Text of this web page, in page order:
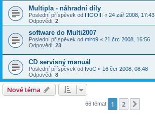
Multipla - náhradní díly
Poslední příspěvek od IIIOOIII « 24 zář 2008, 17:43
Odpovědi: 2
software do Multi2007
Poslední příspěvek od miro9 « 21 črc 2008, 16:56
Odpovědi: 23
CD servisný manuál
Poslední příspěvek od IvoC « 16 čer 2008, 08:48
Odpovědi: 8
Nové téma
66 témat 1 2